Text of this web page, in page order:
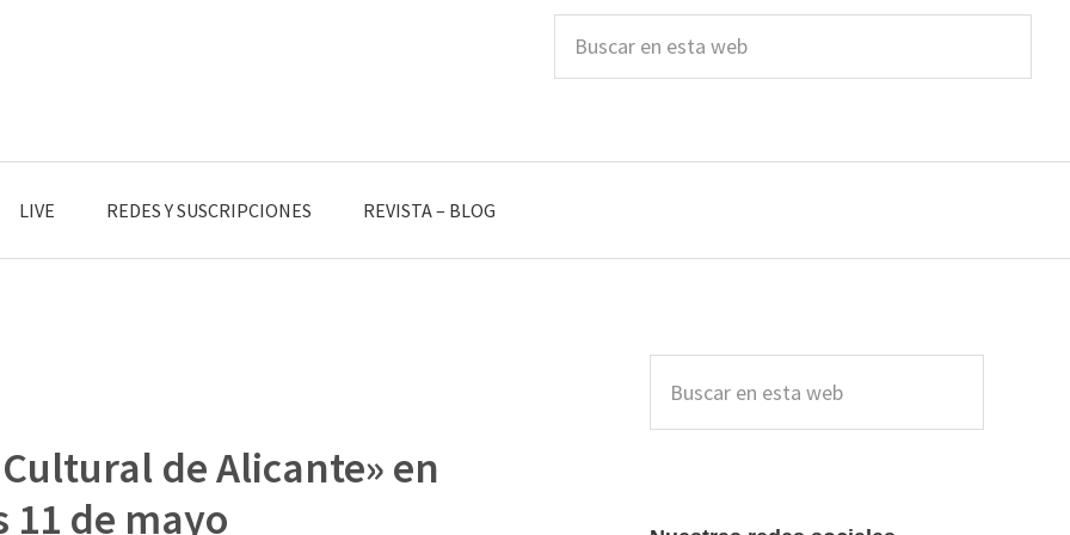
esta
LIVE REDES Y SUSCRIPCIONES REVISTA – BLOG
de Alicante» en
11 de mayo
lateral
principal
esta